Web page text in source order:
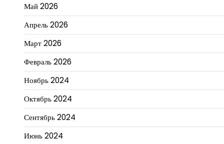
Май 2026
Апрель 2026
Март 2026
Февраль 2026
Ноябрь 2024
Октябрь 2024
Сентябрь 2024
Июнь 2024